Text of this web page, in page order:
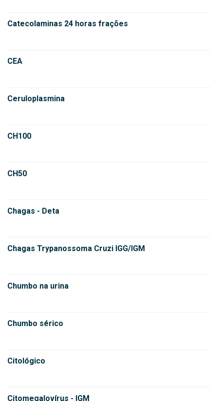
Catecolaminas 24 horas frações
CEA
Ceruloplasmina
CH100
CH50
Chagas - Deta
Chagas Trypanossoma Cruzi IGG/IGM
Chumbo na urina
Chumbo sérico
Citológico
Citomegalovírus - IGM